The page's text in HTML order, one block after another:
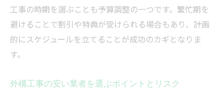
工事の時期を選ぶことも予算調整の一つです。繁忙期を
避けることで割引や特典が受けられる場合もあり、計画
的にスケジュールを立てることが成功のカギとなりま
す。
外構工事の安い業者を選ぶポイントとリスク